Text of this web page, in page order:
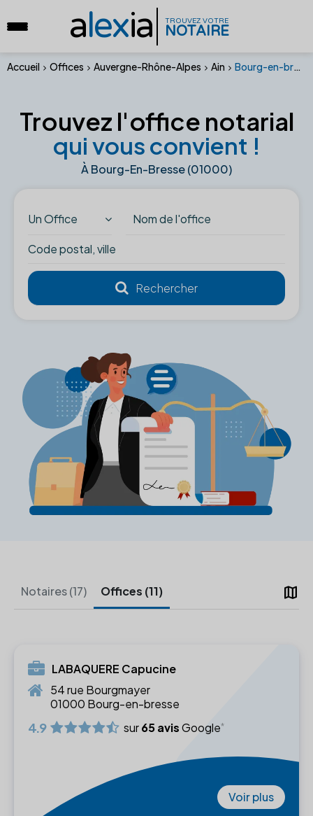
alexia TROUVEZ VOTRE
NOTAIRE
Accueil Offices Auvergne-Rhône-Alpes Ain Bourg-en-bresse (01000)
Trouvez l'office notarial
qui vous convient !
À Bourg-En-Bresse (01000)
Un Office
map
Notaires (17) Offices (11)
LABAQUERE Capucine
54 rue Bourgmayer
01000 Bourg-en-bresse
4.9 sur65 avisGoogle
Voir plus